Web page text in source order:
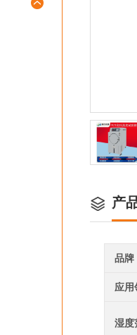
产
品牌
应用
湿度